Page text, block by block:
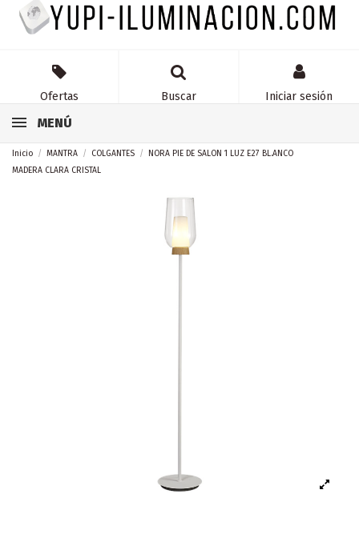
Ofertas Buscar Iniciar sesión
MENÚ
Inicio MANTRA COLGANTES
NORA PIE DE SALON 1 LUZ E27 BL.ANCO
MADERA CLARA CRISTAL